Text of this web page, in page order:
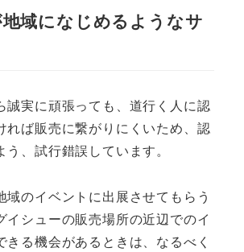
域になじめるようなサ
誠実に頑張っても、道行く人に認
れば販売に繋がりにくいため、認
、試行錯誤しています。
域のイベントに出展させてもらう
イシューの販売場所の近辺でのイ
きる機会があるときは、なるべく